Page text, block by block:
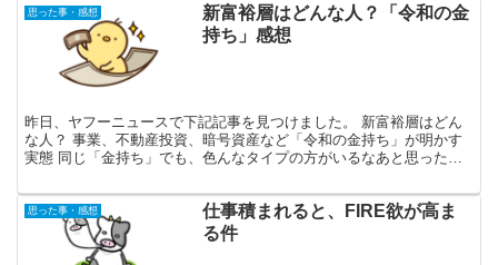
思った事・感想
新富裕層はどんな人？「令和の金
持ち」感想
昨日、ヤフーニュースで下記記事を見つけました。 新富裕層はどん
な人？ 事業、不動産投資、暗号資産など「令和の金持ち」が明かす
実態 同じ「金持ち」でも、色んなタイプの方がいるなあと思ったの
思った事・感想
仕事積まれると、FIRE欲が高ま
る件